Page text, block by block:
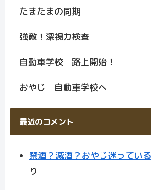
たまたまの同期
強敵！深視力検査
自動車学校 路上開始！
おやじ 自動車学校へ
最近のコメント
禁酒？減酒？おやじ迷っている
り